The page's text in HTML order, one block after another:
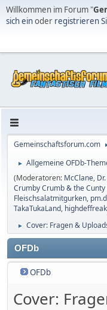
Willkommen im Forum "
sich einoder registrieren
Gemeinschaftsforum.com
►
Allgemeine OFDb-
(Moderatoren: McClane,
Crumby Crumb & the Cunty
Fleischsalatmitgurken,
TakaTukaLand, highdeffreak
► Cover: Fragen &
OFDb
OFDb
Cover: